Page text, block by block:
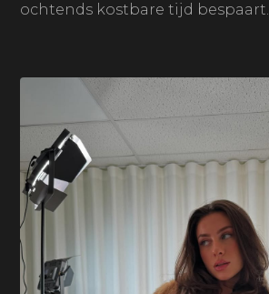
ochtends kostbare tijd bespaart.